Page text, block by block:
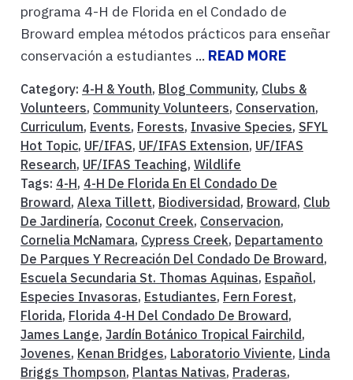
programa 4-H de Florida en el Condado de
Broward emplea métodos prácticos para enseñar
conservación a estudiantes ... READ MORE
Category: 4-H & Youth, Blog Community, Clubs &
Volunteers, Community Volunteers, Conservation,
Curriculum, Events, Forests, Invasive Species, SFYL
Hot Topic, UF/IFAS, UF/IFAS Extension, UF/IFAS
Research, UF/IFAS Teaching, Wildlife
Tags: 4-H, 4-H De Florida En El Condado De
Broward , Alexa Tillett, Biodiversidad , Broward , Club
De Jardinería, Coconut Creek, Conservacion,
Cornelia McNamara, Cypress Creek, Departamento
De Parques Y Recreación Del Condado De Broward ,
Escuela Secundaria St. Thomas Aquinas, Español,
Especies Invasoras, Estudiantes, Fern Forest,
Florida, Florida 4-H Del Condado De Broward ,
James Lange, Jardín Botánico Tropical Fairchild ,
Jovenes, Kenan Bridges, Laboratorio Viviente, Linda
Briggs Thompson, Plantas Nativas, Praderas,